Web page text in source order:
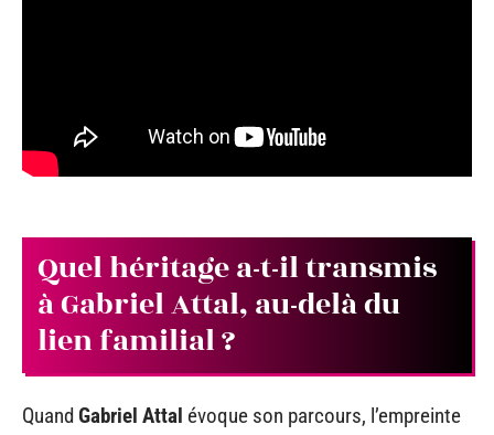
Quel héritage a-t-il transmis
à Gabriel Attal, au-delà du
lien familial ?
QuandGabriel Attal évoque son parcours, l’empreinte